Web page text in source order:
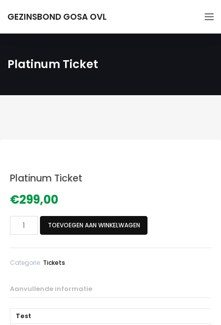
GEZINSBOND GOSA OVL
Platinum Ticket
Platinum Ticket
€299,00
Platinum
TOEVOEGEN AAN WINKELWAGEN
Categorie: Tickets
Aanvullende informatie
Test